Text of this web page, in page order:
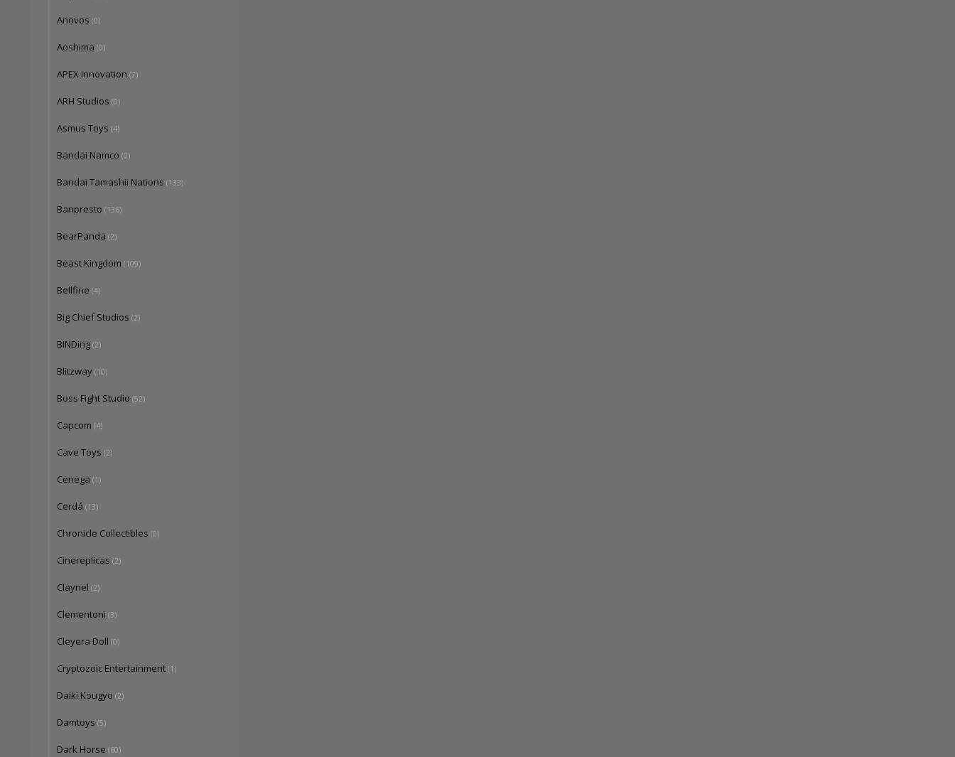
Anovos (0)
Aoshima (0)
APEX Innovation (7)
ARH Studios (0)
Asmus Toys (4)
Bandai Namco (0)
Bandai Tamashii Nations (133)
Banpresto (136)
BearPanda (2)
Beast Kingdom (109)
Bellfine (4)
Big Chief Studios (2)
BINDing (2)
Blitzway (10)
Boss Fight Studio (52)
Capcom (4)
Cave Toys (2)
Cenega (1)
Cerdá (13)
Chronicle Collectibles (0)
Cinereplicas (2)
Claynel (2)
Clementoni (3)
Cleyera Doll (0)
Cryptozoic Entertainment (1)
Daiki Kougyo (2)
Damtoys (5)
Dark Horse (60)